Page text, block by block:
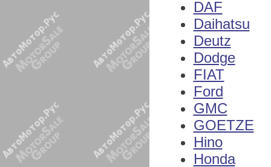
DAF
Daihatsu
Deutz
Dodge
FIAT
Ford
GMC
GOETZE
Hino
Honda